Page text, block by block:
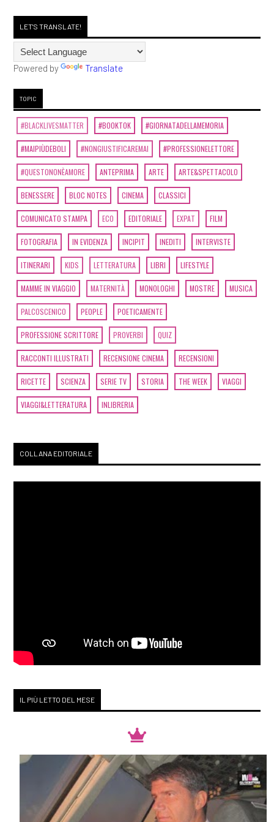
LET'S TRANSLATE!
Powered by Translate
TOPIC
#BLACKLIVESMATTER #BOOKTOK #GIORNATADELLAMEMORIA
#MAIPIÙDEBOLI #NONGIUSTIFICAREMAI #PROFESSIONELETTORE
#QUESTONONÈAMORE ANTEPRIMA ARTE ARTE&SPETTACOLO
BENESSERE BLOC NOTES CINEMA CLASSICI
COMUNICATO STAMPA ECO EDITORIALE EXPAT FILM
FOTOGRAFIA IN EVIDENZA INCIPIT INEDITI INTERVISTE
ITINERARI KIDS LETTERATURA LIBRI LIFESTYLE
MAMME IN VIAGGIO MATERNITÀ MONOLOGHI MOSTRE MUSICA
PALCOSCENICO PEOPLE POETICAMENTE
PROFESSIONE SCRITTORE PROVERBI QUIZ
RACCONTI ILLUSTRATI RECENSIONE CINEMA RECENSIONI
RICETTE SCIENZA SERIE TV STORIA THE WEEK VIAGGI
VIAGGI&LETTERATURA INLIBRERIA
COLLANA EDITORIALE
IL PIÙ LETTO DEL MESE